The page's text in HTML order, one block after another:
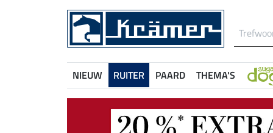
NIEUW RUITER PAARD THEMA'S